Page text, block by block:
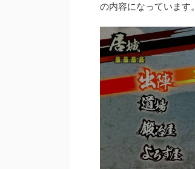
の内容になっています。